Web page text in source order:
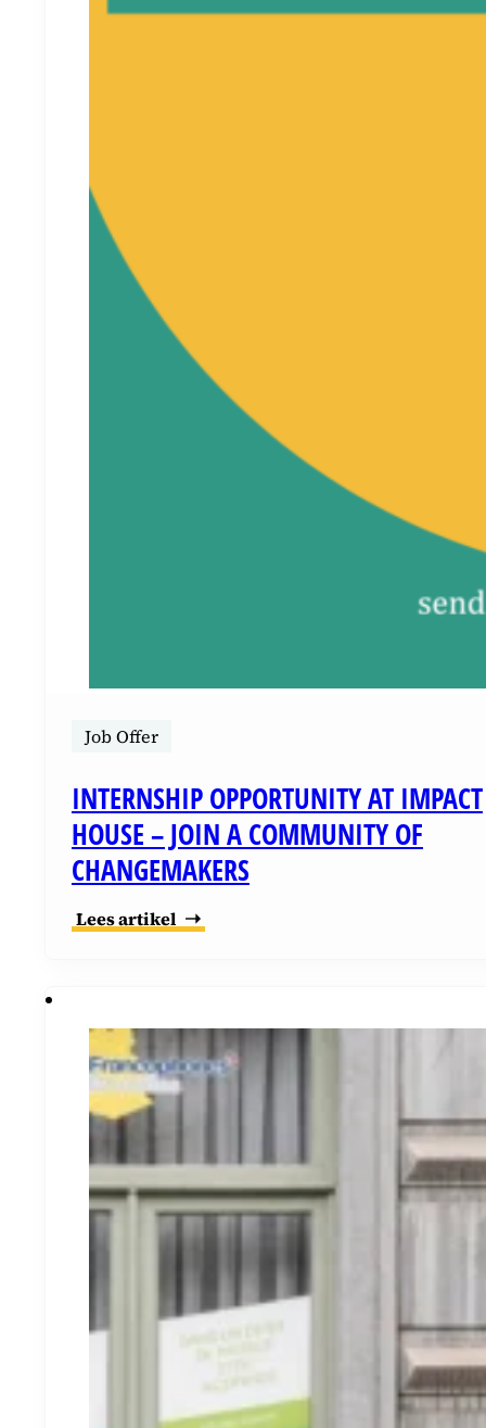
Job Offer
INTERNSHIP OPPORTUNITY AT IMPACT
HOUSE – JOIN A COMMUNITY OF
CHANGEMAKERS
Lees artikel